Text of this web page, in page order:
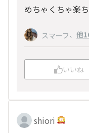
めちゃくちゃ楽
スマーフ、 他
いいね
shiori